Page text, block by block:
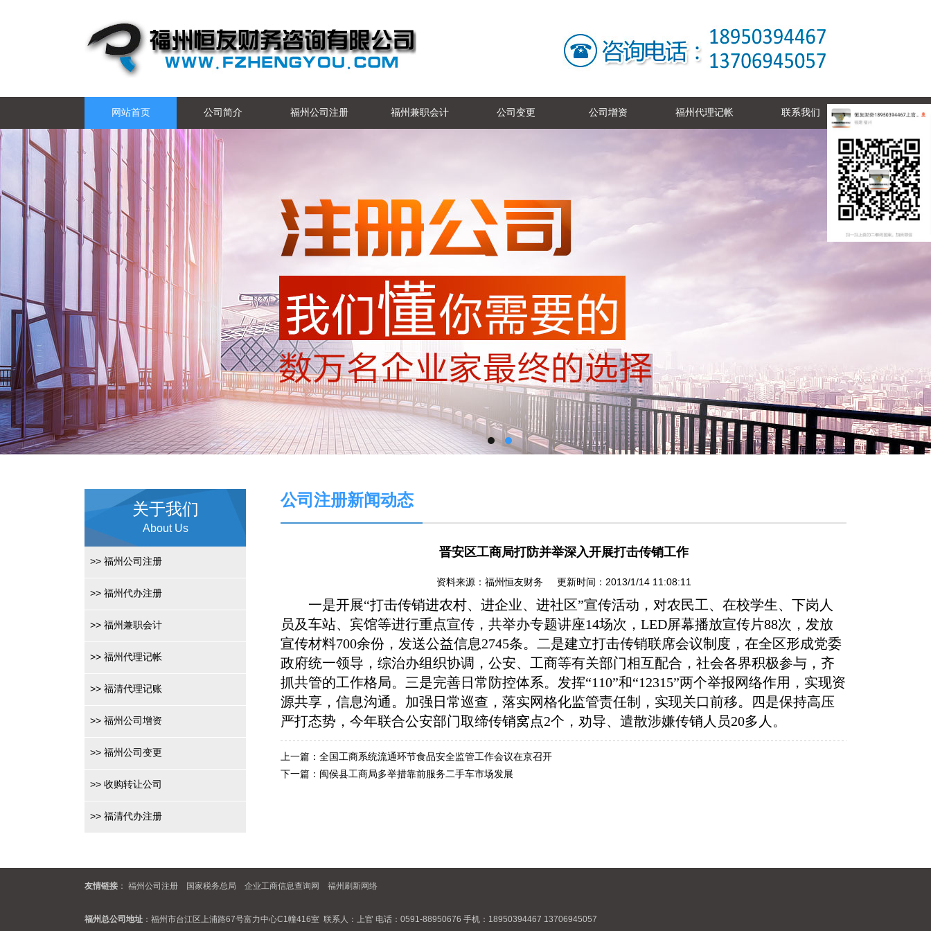
网站首页 公司简介 福州公司注册 福州兼职会计 公司变更 公司增资 福州代理记帐 联系我们
关于我们
About Us
>> 福州公司注册
>> 福州代办注册
>> 福州兼职会计
>> 福州代理记帐
>> 福清代理记账
>> 福州公司增资
>> 福州公司变更
>> 收购转让公司
>> 福清代办注册
公司注册新闻动态
晋安区工商局打防并举深入开展打击传销工作
资料来源：福州恒友财务 更新时间：2013/1/14 11:08:11
一是开展“打击传销进农村、进企业、进社区”宣传活动，对农民工、在校学生、下岗人
员及车站、宾馆等进行重点宣传，共举办专题讲座14场次， LED屏幕播放宣传片88次，发放
宣传材料700余份，发送公益信息2745条。二是建立打击传销联席会议制度，在全区形成党委
政府统一领导，综治办组织协调，公安、工商等有关部门相互配合，社会各界积极参与，齐
抓共管的工作格局。三是完善日常防控体系。发挥“110”和“12315”两个举报网络作用，实现资
源共享，信息沟通。加强日常巡查，落实网格化监管责任制，实现关口前移。四是保持高压
严打态势，今年联合公安部门取缔传销窝点2个，劝导、遣散涉嫌传销人员20多人。
上一篇： 全国工商系统流通环节食品安全监管工作会议在京召开
下一篇： 闽侯县工商局多举措靠前服务二手车市场发展
友情链接 ： 福州公司注册 国家税务总局 企业工商信息查询网 福州刷新网络
福州总公司地址 ：福州市台江区上浦路67号富力中心C1幢416室 联系人：上官 电话：0591-88950676 手机：18950394467 13706945057